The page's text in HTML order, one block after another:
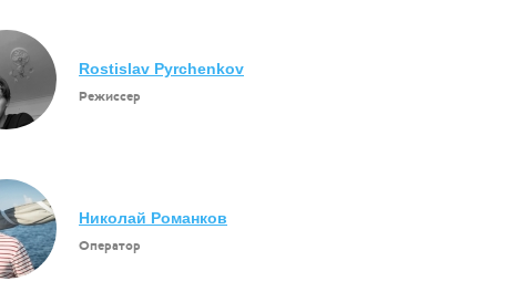
Rostislav Pyrchenkov
Режиссер
Николай Романков
Оператор